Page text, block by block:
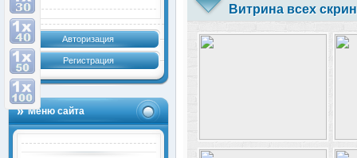
Авторизация
Регистрация
Меню сайта
Витрина всех